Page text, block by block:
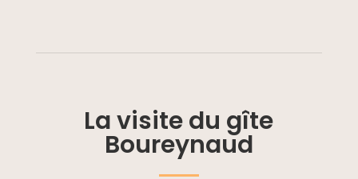
La visite du gîte
Boureynaud